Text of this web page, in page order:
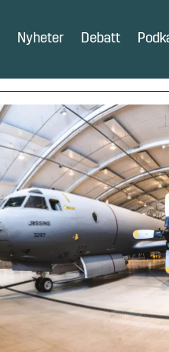
Nyheter Debatt